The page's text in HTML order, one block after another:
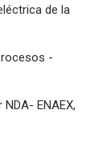
de la
-
ENAEX,